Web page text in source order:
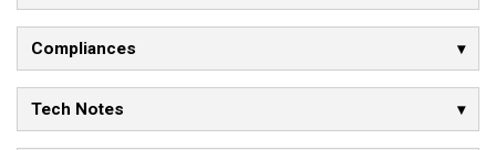
语言/地区
Compliances
Tech Notes